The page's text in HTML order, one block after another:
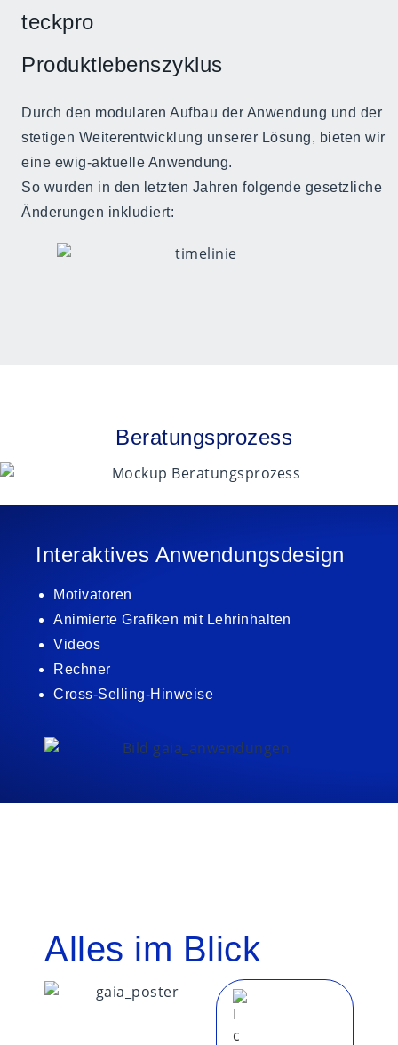
teckpro
Produktlebenszyklus
Durch den modularen Aufbau der Anwendung und der
stetigen Weiterentwicklung unserer Lösung, bieten wir
eine ewig-aktuelle Anwendung.
So wurden in den letzten Jahren folgende gesetzliche
Änderungen inkludiert:
Beratungsprozess
Interaktives Anwendungsdesign
Motivatoren
Animierte Grafiken mit Lehrinhalten
Videos
Rechner
Cross-Selling-Hinweise
Alles im Blick